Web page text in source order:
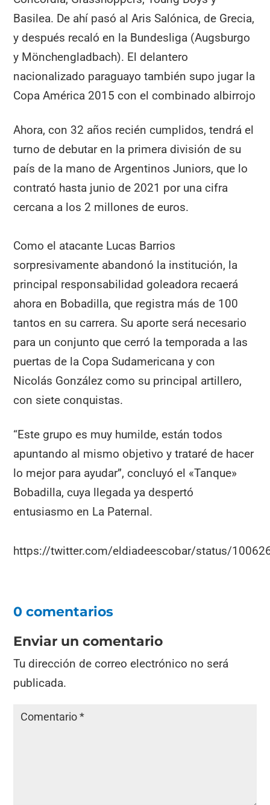
Basilea. De ahí pasó al Aris Salónica, de Grecia,
y después recaló en la Bundesliga (Augsburgo
y Mönchengladbach). El delantero
nacionalizado paraguayo también supo jugar la
Copa América 2015 con el combinado albirrojo
Ahora, con 32 años recién cumplidos, tendrá el
turno de debutar en la primera división de su
país de la mano de Argentinos Juniors, que lo
contrató hasta junio de 2021 por una cifra
cercana a los 2 millones de euros.
Como el atacante Lucas Barrios
sorpresivamente abandonó la institución, la
principal responsabilidad goleadora recaerá
ahora en Bobadilla, que registra más de 100
tantos en su carrera. Su aporte será necesario
para un conjunto que cerró la temporada a las
puertas de la Copa Sudamericana y con
Nicolás González como su principal artillero,
con siete conquistas.
“Este grupo es muy humilde, están todos
apuntando al mismo objetivo y trataré de hacer
lo mejor para ayudar”, concluyó el «Tanque»
Bobadilla, cuya llegada ya despertó
entusiasmo en La Paternal.
https://twitter.com/eldiadeescobar/status/
0 comentarios
Enviar un comentario
Tu dirección de correo electrónico no será
publicada.